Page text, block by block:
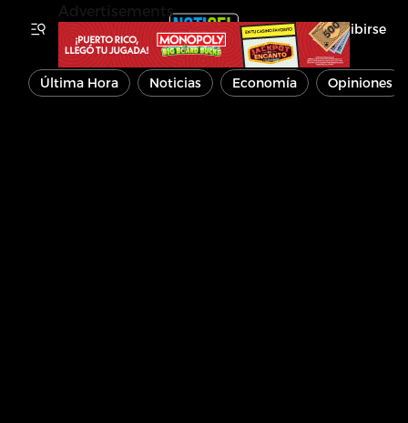
Inscribirse
Última Hora Noticias Economía Opiniones
Advertisements